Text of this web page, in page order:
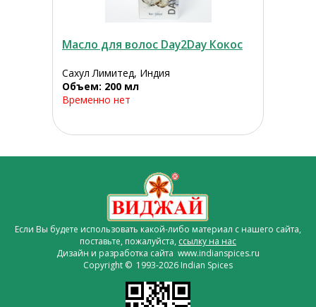
Масло для волос Day2Day Кокос
Сахул Лимитед, Индия
Объем: 200 мл
Временно нет
Если Вы будете использовать какой-либо материал с нашего сайта,
поставьте, пожалуйста, ссылку на нас
Дизайн и разработка сайта www.indianspices.ru
Copyright © 1993-2026 Indian Spices